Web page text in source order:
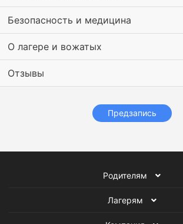
Безопасность и медицина
О лагере и вожатых
Отзывы
Предзапись
Родителям
Лагерям